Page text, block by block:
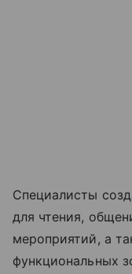
Специалисты
для чтения,
мероприятий, а
функциональных